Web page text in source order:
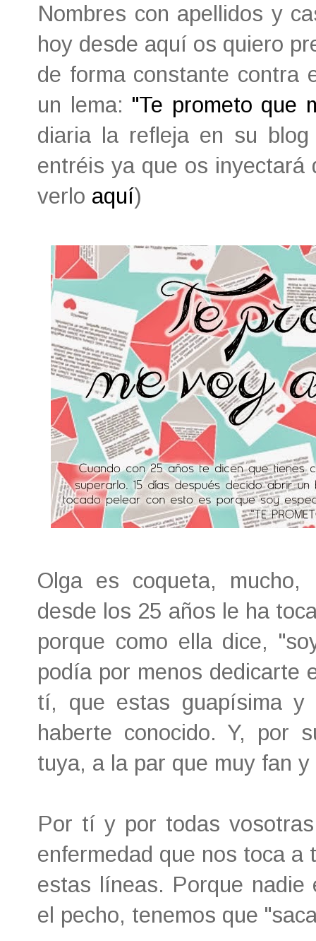
Nombres con apellidos y
hoy desde aquí os quiero
de forma constante contra
un lema: "Te prometo que
diaria la refleja en su
entréis ya que os inyectará
verlo aquí)
Olga es coqueta, mucho,
desde los 25 años le ha
porque como ella dice,
podía por menos dedicarte
tí, que estas guapísima y
haberte conocido. Y, por
tuya, a la par que muy fan
Por tí y por todas
enfermedad que nos toca a
estas líneas. Porque
el pecho, tenemos que